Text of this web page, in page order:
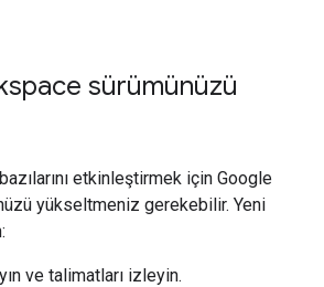
sürümünüzü
etkinleştirmek için Google
yükseltmeniz gerekebilir. Yeni
ve talimatları izleyin.